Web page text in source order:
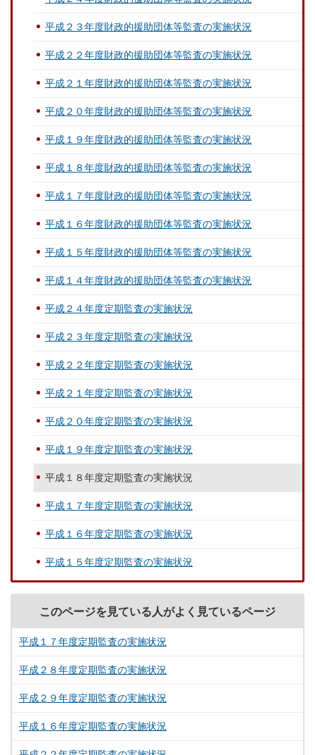
平成２３年度財政的援助団体等監査の実施状況
平成２２年度財政的援助団体等監査の実施状況
平成２１年度財政的援助団体等監査の実施状況
平成２０年度財政的援助団体等監査の実施状況
平成１９年度財政的援助団体等監査の実施状況
平成１８年度財政的援助団体等監査の実施状況
平成１７年度財政的援助団体等監査の実施状況
平成１６年度財政的援助団体等監査の実施状況
平成１５年度財政的援助団体等監査の実施状況
平成１４年度財政的援助団体等監査の実施状況
平成２４年度定期監査の実施状況
平成２３年度定期監査の実施状況
平成２２年度定期監査の実施状況
平成２１年度定期監査の実施状況
平成２０年度定期監査の実施状況
平成１９年度定期監査の実施状況
平成１８年度定期監査の実施状況
平成１７年度定期監査の実施状況
平成１６年度定期監査の実施状況
平成１５年度定期監査の実施状況
このページを見ている人がよく見ているページ
平成１７年度定期監査の実施状況
平成２８年度定期監査の実施状況
平成２９年度定期監査の実施状況
平成１６年度定期監査の実施状況